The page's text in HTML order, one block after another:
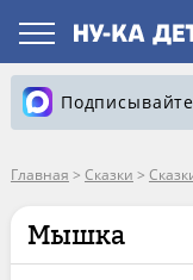
Главная > Сказки >
Мышка